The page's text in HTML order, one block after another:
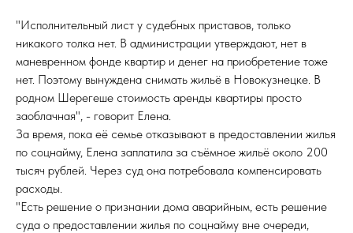
"Исполнительный лист у судебных приставов, только
никакого толка нет. В администрации утверждают, нет в
маневренном фонде квартир и денег на приобретение тоже
нет. Поэтому вынуждена снимать жильё в Новокузнецке. В
родном Шерегеше стоимость аренды квартиры просто
заоблачная", - говорит Елена.
За время, пока её семье отказывают в предоставлении жилья
по соцнайму, Елена заплатила за съёмное жильё около 200
тысяч рублей. Через суд она потребовала компенсировать
расходы.
"Есть решение о признании дома аварийным, есть решение
суда о предоставлении жилья по соцнайму вне очереди,